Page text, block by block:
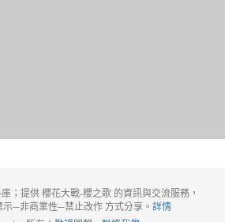
；提供 櫻花大戰-櫻之歌 的資訊與交流服務，
─非商業性─禁止改作 方式分享。 詳情